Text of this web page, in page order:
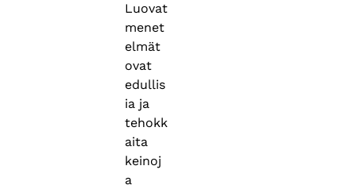
Luovat
menet
elmät
ovat
edullis
ia ja
tehokk
aita
keinoj
a